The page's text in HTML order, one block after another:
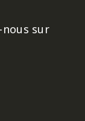
nous sur